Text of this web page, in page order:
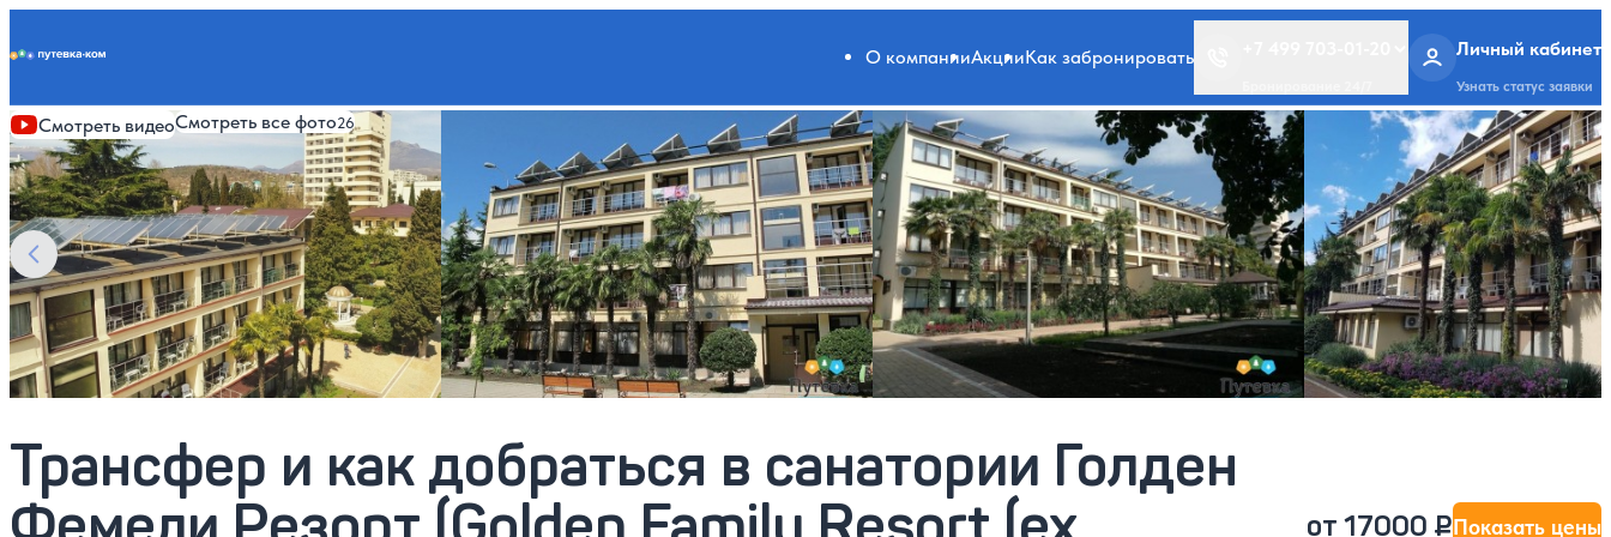
О компанииАкцииКак забронировать Личный кабинет
Узнать статус заявки
К санаторию
Смотреть видеоСмотреть все фото26
Трансфер и как добраться в санатории Голден
от 17000 ₽Показать цены